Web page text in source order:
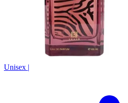
Unisex |